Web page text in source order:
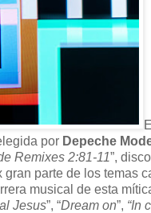
por Depeche
Remixes 2:81-11”,
gran parte de los temas
musical de esta
Jesus”, “Dream on”, “In